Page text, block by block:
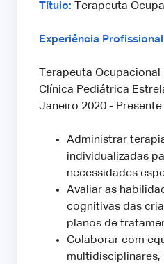
Título: Terapeuta
Experiência Profissional
Terapeuta Ocupacional
Clínica Pediátrica
Janeiro 2020 - Presente
Administrar
individualizadas
necessidades
Avaliar as
cognitivas das
planos de
Colaborar com